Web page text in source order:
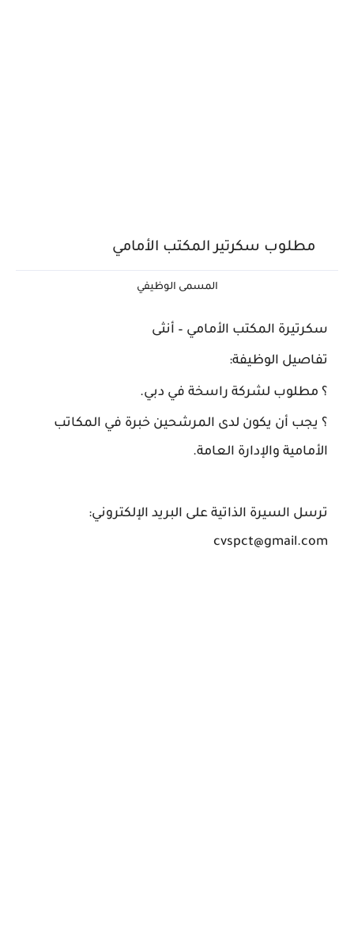
مطلوب سكرتير المكتب الأمامي
المسمى الوظيفي
سكرتيرة المكتب الأمامي – أنثى
تفاصيل الوظيفة:
؟ مطلوب لشركة راسخة في دبي.
؟ يجب أن يكون لدى المرشحين خبرة في المكاتب
الأمامية والإدارة العامة.
ترسل السيرة الذاتية على البريد الإلكتروني:
cvspct@gmail.com